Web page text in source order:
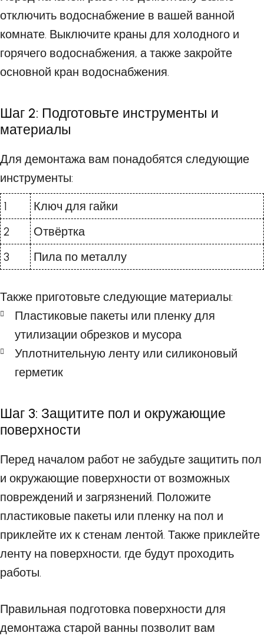
отключить водоснабжение в вашей ванной
комнате. Выключите краны для холодного и
горячего водоснабжения, а также закройте
основной кран водоснабжения.
Шаг 2: Подготовьте инструменты и
материалы
Для демонтажа вам понадобятся следующие
инструменты:
1
Ключ для гайки
2
Отвёртка
3
Пила по металлу
Также приготовьте следующие материалы:
Пластиковые пакеты или пленку для
утилизации обрезков и мусора
Уплотнительную ленту или силиконовый
герметик
Шаг 3: Защитите пол и окружающие
поверхности
Перед началом работ не забудьте защитить пол
и окружающие поверхности от возможных
повреждений и загрязнений. Положите
пластиковые пакеты или пленку на пол и
приклейте их к стенам лентой. Также приклейте
ленту на поверхности, где будут проходить
работы.
Правильная подготовка поверхности для
демонтажа старой ванны позволит вам